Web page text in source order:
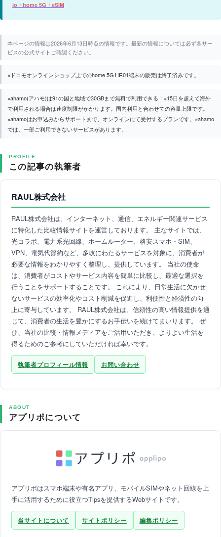
io・home 5G・eSIM
本ページの情報は2026年6月13日時点の情報です。最新の情報については必ず各サー
ビスの公式サイトご確認ください。
※ドコモオンラインショップ上でのhome 5G HR01端末の販売は終了済みです。
※ahamo(アハモ)は91の国と地域で30GBまで無料で利用できる！※15日を超えて海外
で利用される場合は速度制限がかかります。国内利用と合わせての容量上限です。
※ahamoはお申込みからサポートまで、オンラインにて受付するプランです。※ahamo
では、一部ご利用できないサービスがあります。
PROFILE
この記事の執筆者
RAUL株式会社
RAUL株式会社は、インターネット、通信、エネルギー関連サービス
に特化した比較情報サイトを運営しております。 主なサイトでは、
光コラボ、電力系光回線、ホームルーター、格安スマホ・SIM、
VPN、電気代節約など、多岐にわたるサービスを対象に、消費者が
必要な情報をわかりやすく整理し、提供しています。 当社の使命
は、消費者がコストやサービス内容を簡単に比較し、最適な選択を
行うことをサポートすることです。 これにより、日常生活に欠かせ
ないサービスの効率化やコスト削減を促進し、利便性と経済性の向
上に寄与しています。 RAUL株式会社は、信頼性の高い情報提供を通
じて、消費者の生活を豊かにするお手伝いを続けてまいります。 ぜ
ひ、当社の比較・情報メディアをご活用いただき、よりよい生活を
得るためのご参考にしていただければ幸いです。
執筆者プロフィール情報 お問い合わせ
ABOUT
アプリポについて
アプリポはスマホ端末や有名アプリ、モバイルSIMやネット回線を上
手に活用するために役立つTipsを提供するWebサイトです。
当サイトについて サイトポリシー 編集ポリシー